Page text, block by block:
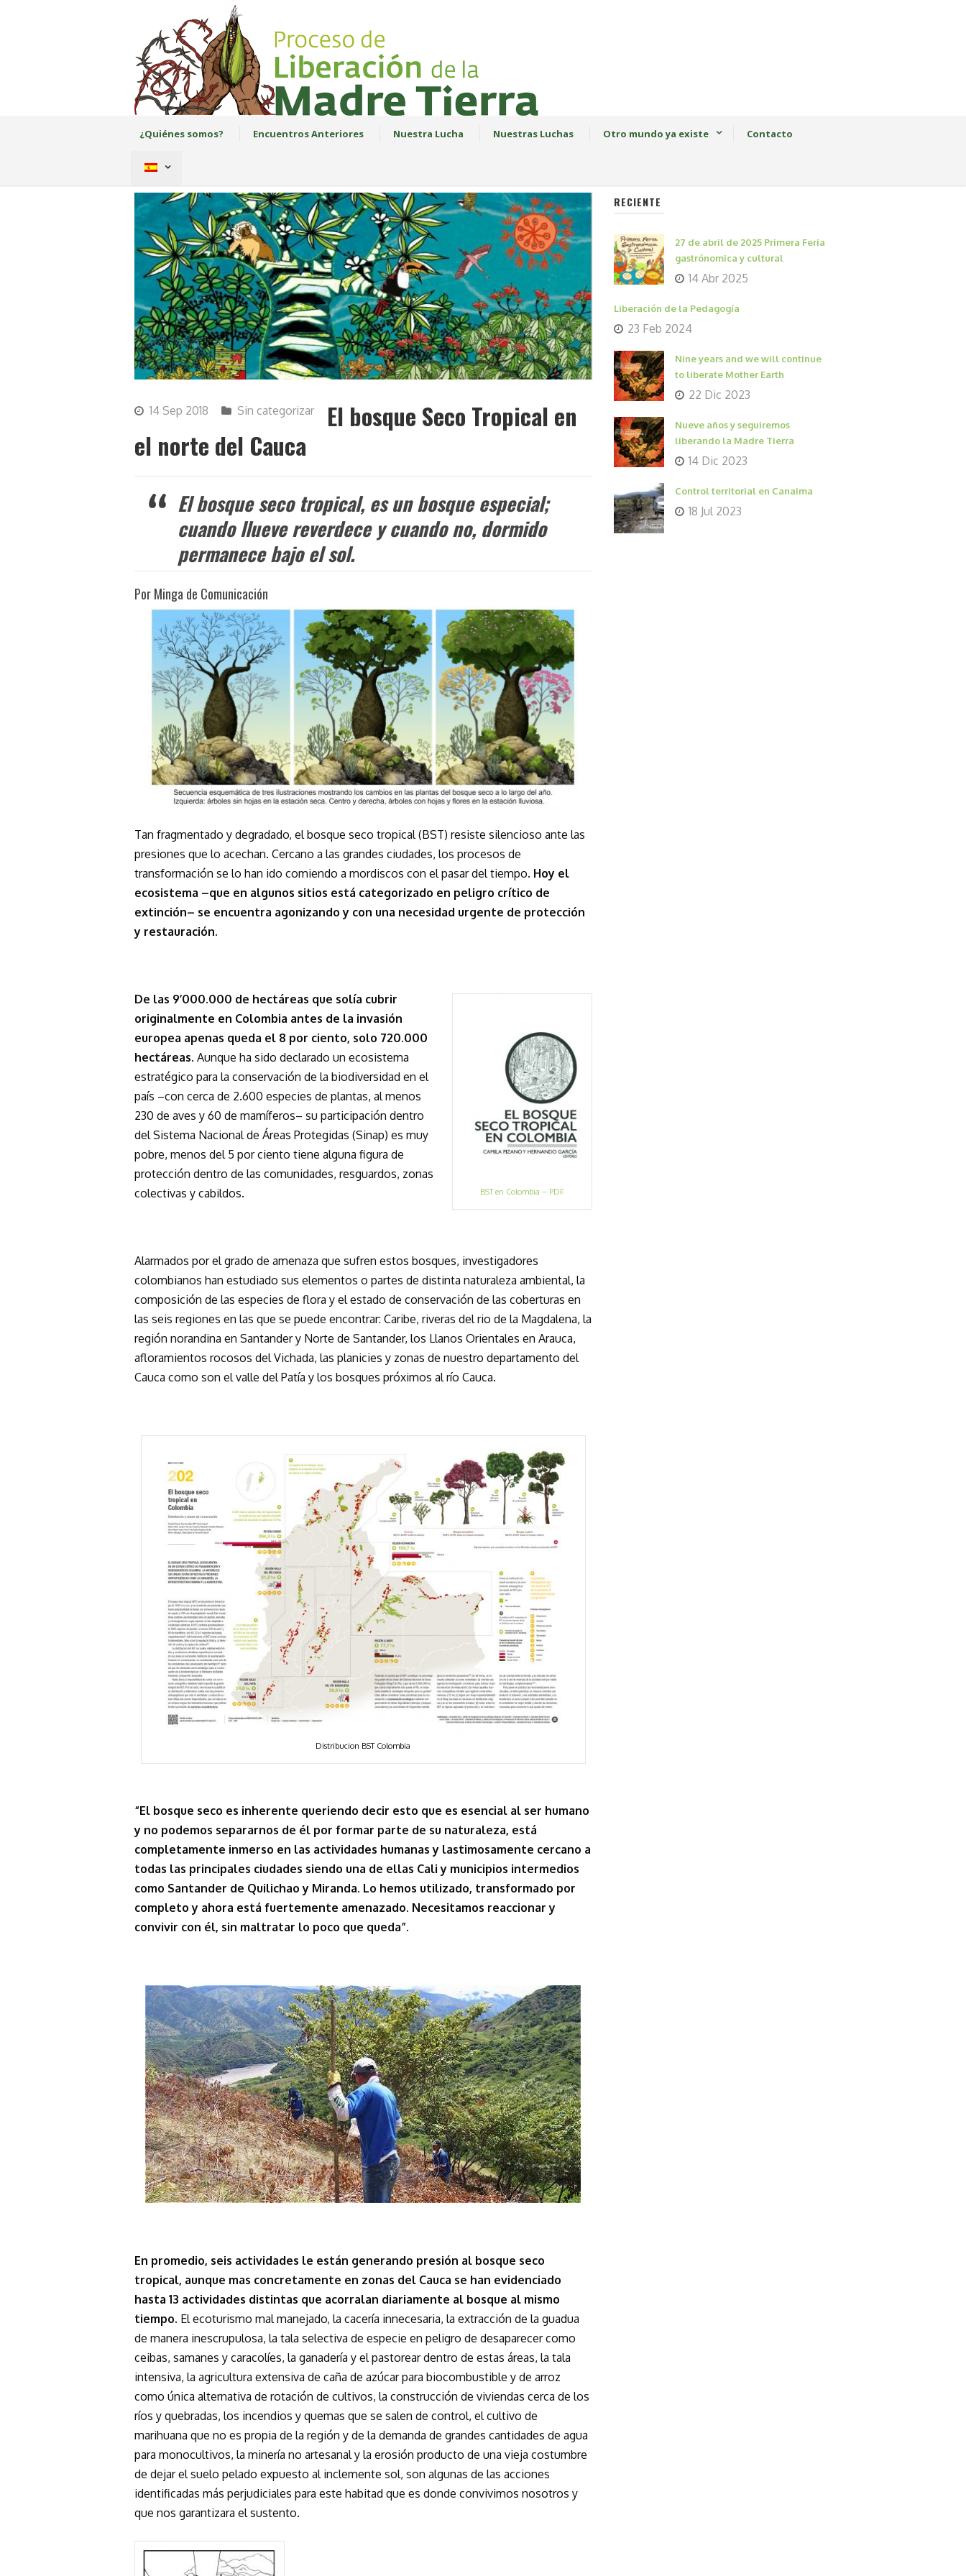
¿Quiénes somos? Encuentros Anteriores Nuestra Lucha Nuestras Luchas Otro mundo ya existe Contacto
14 Sep 2018 Sin categorizar
El bosque Seco Tropical en
el norte del Cauca
El bosque seco tropical, es un bosque especial;
cuando llueve reverdece y cuando no, dormido
permanece bajo el sol.
Por Minga de Comunicación
Tan fragmentado y degradado, el bosque seco tropical (BST) resiste silencioso ante las
presiones que lo acechan. Cercano a las grandes ciudades, los procesos de
transformación se lo han ido comiendo a mordiscos con el pasar del tiempo. Hoy el
ecosistema –que en algunos sitios está categorizado en peligro crítico de
extinción– se encuentra agonizando y con una necesidad urgente de protección
y restauración.
BST en Colombia – PDF
De las 9’000.000 de hectáreas que solía cubrir
originalmente en Colombia antes de la invasión
europea apenas queda el 8 por ciento, solo 720.000
hectáreas. Aunque ha sido declarado un ecosistema
estratégico para la conservación de la biodiversidad en el
país –con cerca de 2.600 especies de plantas, al menos
230 de aves y 60 de mamíferos– su participación dentro
del Sistema Nacional de Áreas Protegidas (Sinap) es muy
pobre, menos del 5 por ciento tiene alguna figura de
protección dentro de las comunidades, resguardos, zonas
colectivas y cabildos.
Alarmados por el grado de amenaza que sufren estos bosques, investigadores
colombianos han estudiado sus elementos o partes de distinta naturaleza ambiental, la
composición de las especies de flora y el estado de conservación de las coberturas en
las seis regiones en las que se puede encontrar: Caribe, riveras del rio de la Magdalena, la
región norandina en Santander y Norte de Santander, los Llanos Orientales en Arauca,
afloramientos rocosos del Vichada, las planicies y zonas de nuestro departamento del
Cauca como son el valle del Patía y los bosques próximos al río Cauca.
Distribucion BST Colombia
“El bosque seco es inherente queriendo decir esto que es esencial al ser humano
y no podemos separarnos de él por formar parte de su naturaleza, está
completamente inmerso en las actividades humanas y lastimosamente cercano a
todas las principales ciudades siendo una de ellas Cali y municipios intermedios
como Santander de Quilichao y Miranda. Lo hemos utilizado, transformado por
completo y ahora está fuertemente amenazado. Necesitamos reaccionar y
convivir con él, sin maltratar lo poco que queda”.
En promedio, seis actividades le están generando presión al bosque seco
tropical, aunque mas concretamente en zonas del Cauca se han evidenciado
hasta 13 actividades distintas que acorralan diariamente al bosque al mismo
tiempo. El ecoturismo mal manejado, la cacería innecesaria, la extracción de la guadua
de manera inescrupulosa, la tala selectiva de especie en peligro de desaparecer como
ceibas, samanes y caracolíes, la ganadería y el pastorear dentro de estas áreas, la tala
intensiva, la agricultura extensiva de caña de azúcar para biocombustible y de arroz
como única alternativa de rotación de cultivos, la construcción de viviendas cerca de los
ríos y quebradas, los incendios y quemas que se salen de control, el cultivo de
marihuana que no es propia de la región y de la demanda de grandes cantidades de agua
para monocultivos, la minería no artesanal y la erosión producto de una vieja costumbre
de dejar el suelo pelado expuesto al inclemente sol, son algunas de las acciones
identificadas más perjudiciales para este habitad que es donde convivimos nosotros y
que nos garantizara el sustento.
RECIENTE
27 de abril de 2025 Primera Feria
gastrónomica y cultural
14 Abr 2025
Liberación de la Pedagogía
23 Feb 2024
Nine years and we will continue
to liberate Mother Earth
22 Dic 2023
Nueve años y seguiremos
liberando la Madre Tierra
14 Dic 2023
Control territorial en Canaima
18 Jul 2023